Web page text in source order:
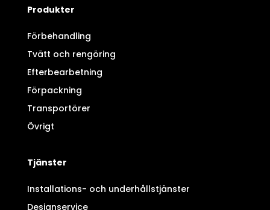
Produkter
Förbehandling
Tvätt och rengöring
Efterbearbetning
Förpackning
Transportörer
Övrigt
Tjänster
Installations- och underhållstjänster
Designservice